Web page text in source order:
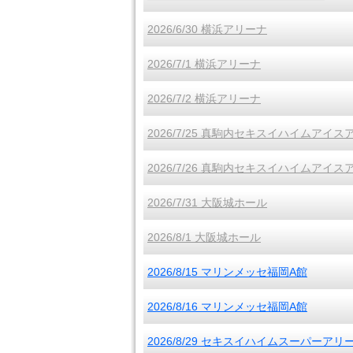
2026/6/30 横浜アリーナ
2026/7/1 横浜アリーナ
2026/7/2 横浜アリーナ
2026/7/25 真駒内セキスイハイムアイス
2026/7/26 真駒内セキスイハイムアイス
2026/7/31 大阪城ホール
2026/8/1 大阪城ホール
2026/8/15 マリンメッセ福岡A館
2026/8/16 マリンメッセ福岡A館
2026/8/29 セキスイハイムスーパーアリ